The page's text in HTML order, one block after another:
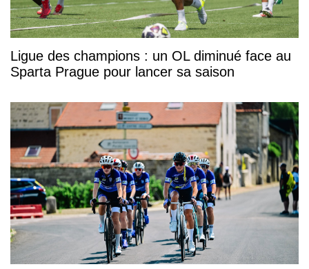
Ligue des champions : un OL diminué face au
Sparta Prague pour lancer sa saison